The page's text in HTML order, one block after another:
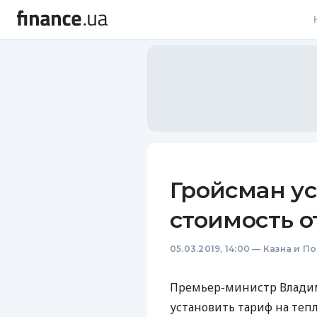
Гройсман
стоимость
05.03.2019, 14:00 — Казна и
Премьер-министр
установить тариф на